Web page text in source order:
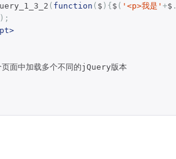
jQuery_1_3_2
( function ( $ ){ $ ( '<p>我是' +$ .